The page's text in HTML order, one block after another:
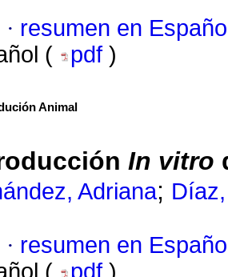
· resumen en
(
pdf )
Animal
In vitro
Adriana;
· resumen en
(
pdf )